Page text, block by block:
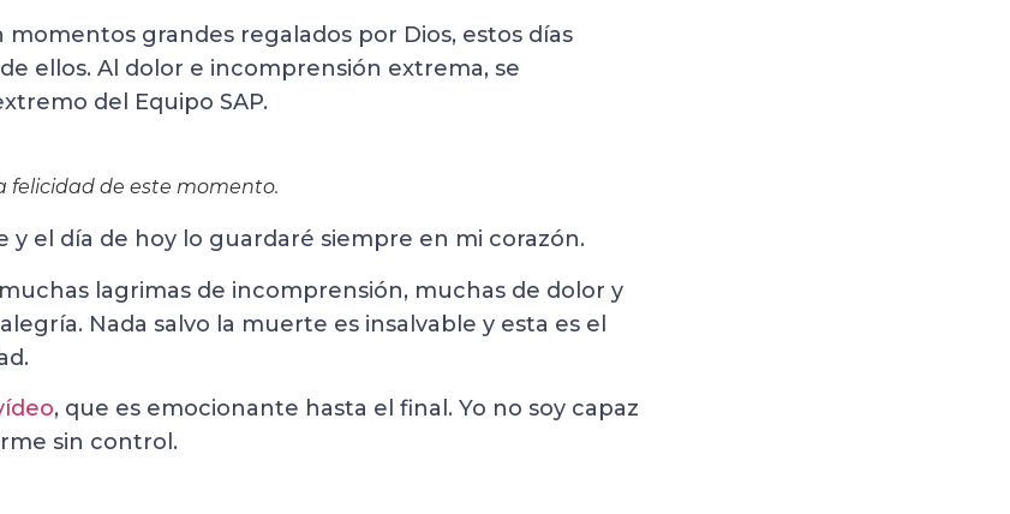
momentos grandes regalados por Dios, estos días
ellos. Al dolor e incomprensión extrema, se
del Equipo SAP.
felicidad de este momento.
y el día de hoy lo guardaré siempre en mi corazón.
lagrimas de incomprensión, muchas de dolor y
Nada salvo la muerte es insalvable y esta es el
, que es emocionante hasta el final. Yo no soy capaz
sin control.